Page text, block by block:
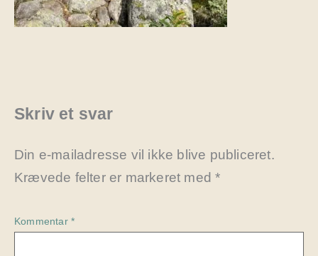
Skriv et svar
Din e-mailadresse vil ikke blive publiceret.
Krævede felter er markeret med*
Kommentar *